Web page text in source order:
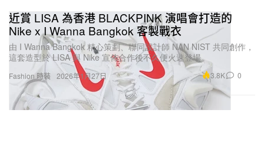
Fashion 時裝
近賞 LISA 為香港 BLACKPINK 演唱會打造的
Nike x I Wanna Bangkok 客製戰衣
由 I Wanna Bangkok 精心策劃、聯同設計師 NAN NIST 共同創作，
這套造型於 LISA 與 Nike 宣佈合作後不久便火速登場。
2026年1月27日 3.8K 0